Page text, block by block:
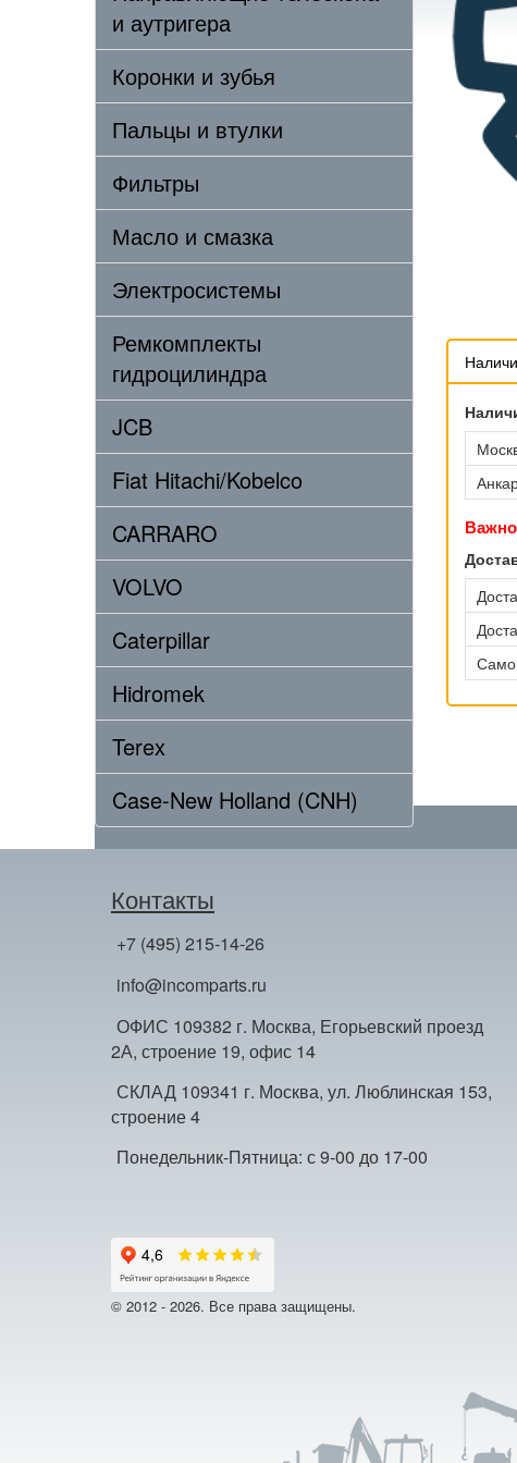
и аутригера
Коронки и зубья
Пальцы и втулки
Фильтры
Масло и смазка
Электросистемы
Ремкомплекты
гидроцилиндра
JCB
Fiat Hitachi/Kobelco
CARRARO
VOLVO
Caterpillar
Hidromek
Terex
Case-New Holland (CNH)
Контакты
+7 (495) 215-14-26
info@incomparts.ru
ОФИС 109382 г. Москва, Егорьевский проезд
2А, строение 19, офис 14
СКЛАД 109341 г. Москва, ул. Люблинская 153,
строение 4
Понедельник-Пятница: с 9-00 до 17-00
© 2012 - 2026. Все права защищены.